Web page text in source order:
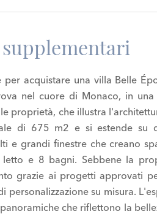
acquistare una villa Belle
nel cuore di Monaco, in
proprietà, che illustra
di 675 m2 e si estende su
e grandi finestre che creano
e 8 bagni. Sebbene la
grazie ai progetti approvati
personalizzazione su misura.
che riflettono la